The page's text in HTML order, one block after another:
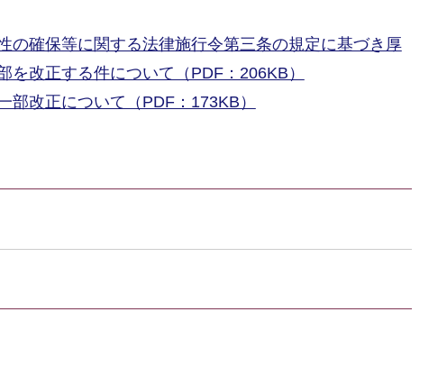
の確保等に関する法律施行令第三条の規定に基づき厚
改正する件について（PDF：206KB）
部改正について（PDF：173KB）